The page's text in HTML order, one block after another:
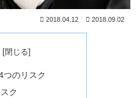
2018.04.12 2018.09.02
つのリスク
ク